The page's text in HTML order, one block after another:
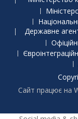
Сайт працює на